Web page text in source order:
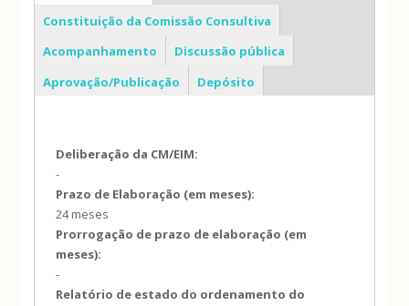
Constituição da Comissão Consultiva
Acompanhamento
Discussão pública
Aprovação/Publicação
Depósito
Deliberação da CM/EIM:
-
Prazo de Elaboração (em meses):
24 meses
Prorrogação de prazo de elaboração (em
meses):
-
Relatório de estado do ordenamento do